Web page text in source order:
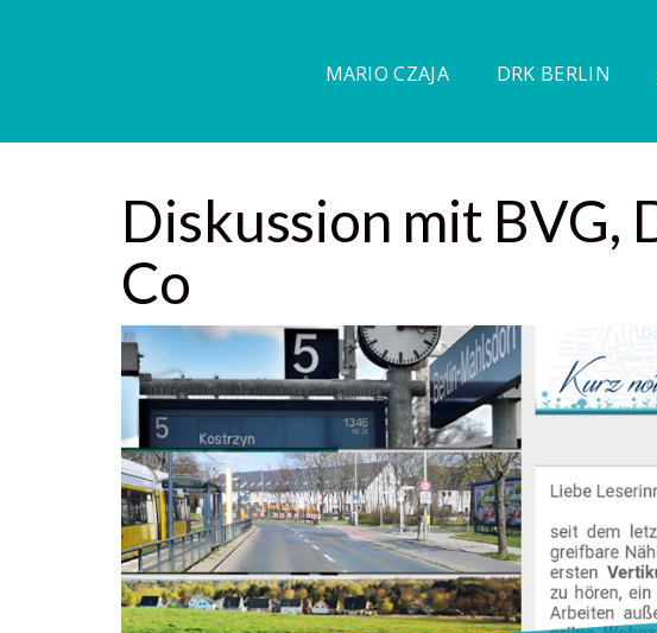
MARIO CZAJA DRK BERLIN
Diskussion mit BVG,
Co